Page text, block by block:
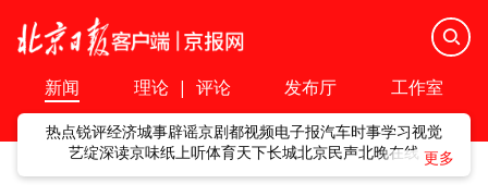
新闻 理论 | 评论 发布厅 工作室
热点锐评经济城事辟谣京剧都视频电子报汽车时事学习视觉
艺绽深读京味纸上听体育天下长城北京民声北晚在线